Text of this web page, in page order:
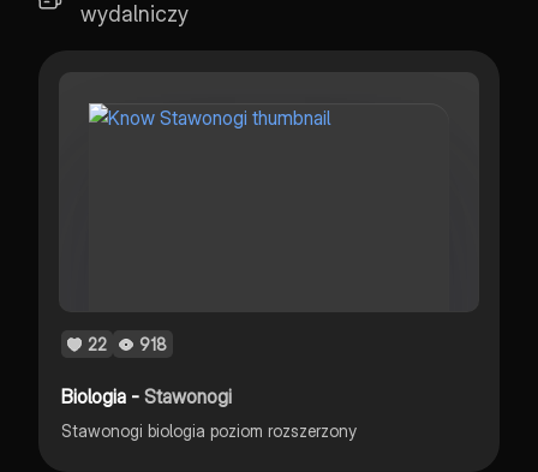
wydalniczy
22 918
Biologia -Stawonogi
Stawonogi biologia poziom rozszerzony